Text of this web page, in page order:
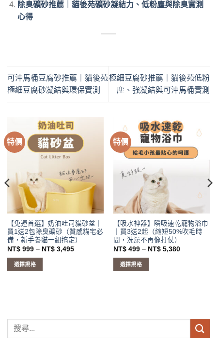
除臭礦砂推薦｜貓後苑礦砂凝結力、低粉塵與除臭實測
心得
可沖馬桶豆腐砂推薦｜貓後苑
極細豆腐砂凝結與環保實測
極細豆腐砂推薦｜貓後苑低粉
塵、強凝結與可沖馬桶實測
特價
【免運首選】奶油吐司貓砂盆｜
買1送2包除臭礦砂（質感貓宅必
備，新手養貓一組搞定）
NT$999 – NT$3,495價
選擇規格
款
特價
【吸水神器】瞬吸速乾寵物浴巾
｜買3送2起（縮短50%吹毛時
間，洗澡不再像打仗）
NT$499 – NT$5,380價
選擇規格
款